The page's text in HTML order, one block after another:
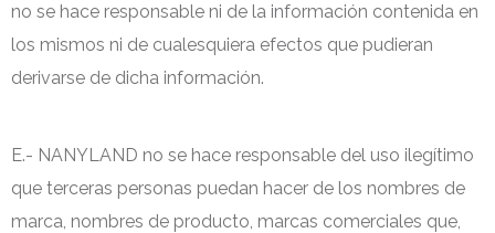
no se hace responsable ni de la información contenida en
los mismos ni de cualesquiera efectos que pudieran
derivarse de dicha información.
E.- NANYLAND no se hace responsable del uso ilegítimo
que terceras personas puedan hacer de los nombres de
marca, nombres de producto, marcas comerciales que,